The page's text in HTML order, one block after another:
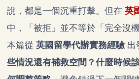
說，都是一個沉重打擊。但在 英
中，「被拒」並不等於「完全沒機
本篇從 英國留學代辦實務經驗出
些情況還有補救空間？什麼時候